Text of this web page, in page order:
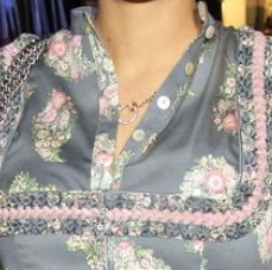
Alle Themen auf
Jobs
App runterladen
Team